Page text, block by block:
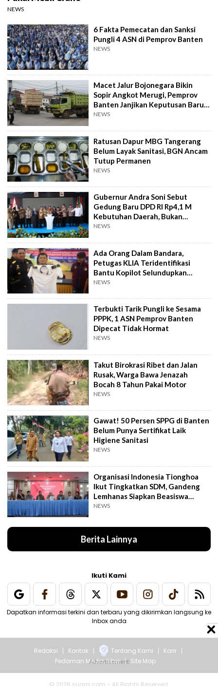
NEWS
6 Fakta Pemecatan dan Sanksi
Pungli 4 ASN di Pemprov Banten
NEWS
Macet Jalur Bojonegara Bikin
Sopir Angkot Merugi, Pemprov
Banten Janjikan Keputusan Baru 4
Hari Lagi
NEWS
Ratusan Dapur MBG Tangerang
Belum Layak Sanitasi, BGN Ancam
Tutup Permanen
NEWS
Gubernur Andra Soni Sebut
Gedung Baru DPD RI Rp4,1 M
Kebutuhan Daerah, Bukan
Senator
NEWS
Ada Orang Dalam Bandara,
Petugas KLIA Teridentifikasi
Bantu Kopilot Selundupkan
Ekstasi ke Indonesia
NEWS
Terbukti Tarik Pungli ke Sesama
PPPK, 1 ASN Pemprov Banten
Dipecat Tidak Hormat
NEWS
Takut Birokrasi Ribet dan Jalan
Rusak, Warga Bawa Jenazah
Bocah 8 Tahun Pakai Motor
NEWS
Gawat! 50 Persen SPPG di Banten
Belum Punya Sertifikat Laik
Higiene Sanitasi
NEWS
Organisasi Indonesia Tionghoa
Ikut Tingkatkan SDM, Gandeng
Lemhanas Siapkan Beasiswa
Hingga S3
NEWS
Berita Lainnya
Ikuti Kami
Dapatkan informasi terkini dan terbaru yang dikirimkan langsung ke
Inbox anda
Redaksi Kontak Tentang Kami
Karir
Pedoman Media Siber
Site Map
© 2026 suara.com - All Rights Reserved.